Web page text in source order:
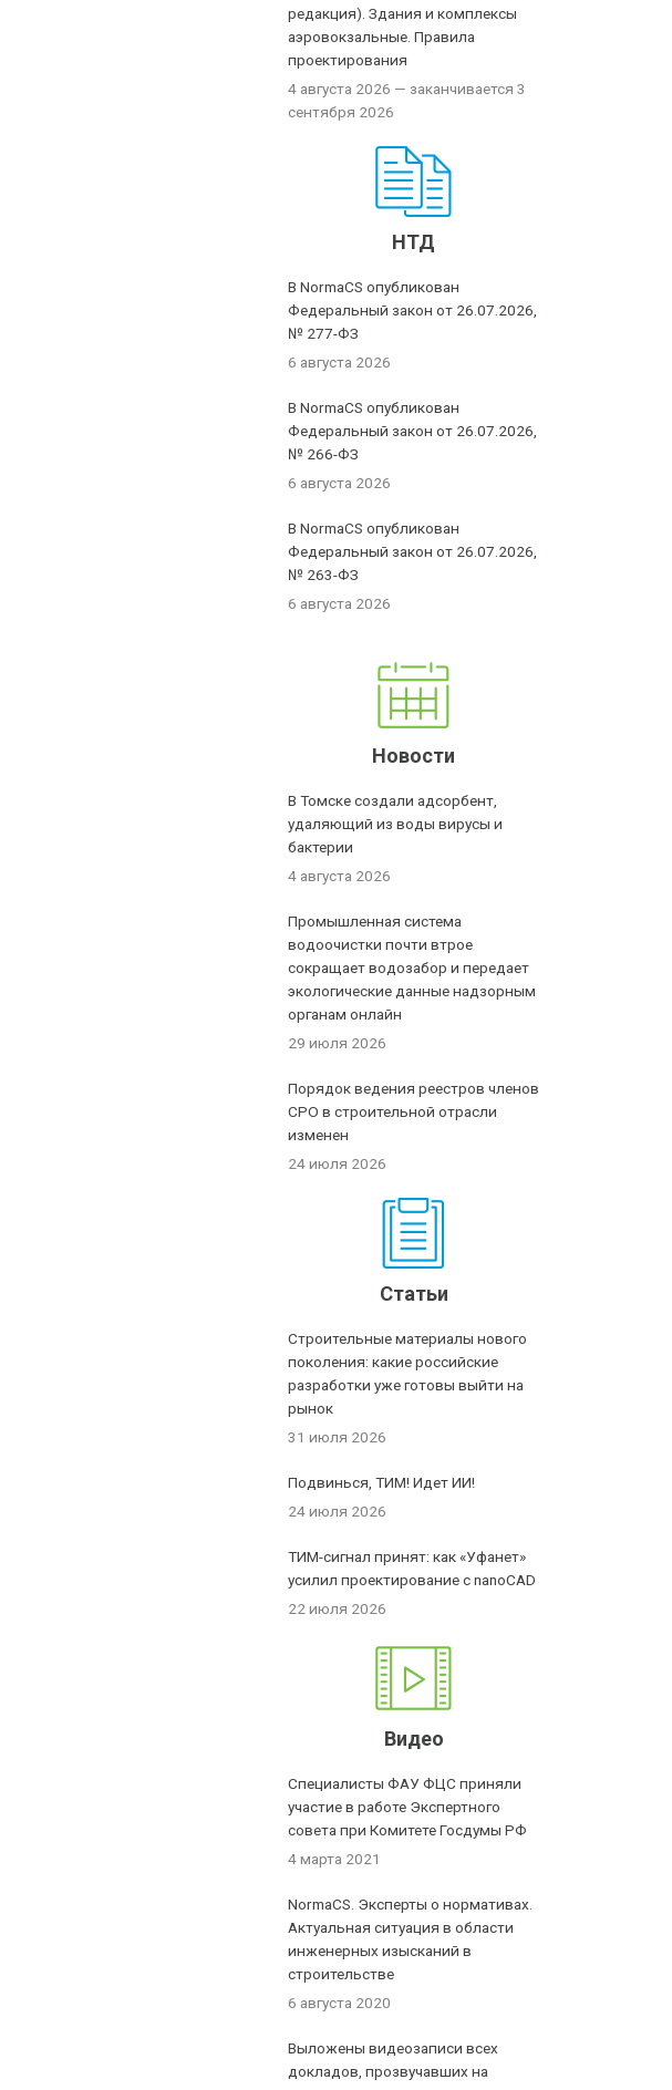
редакция). Здания и комплексы
аэровокзальные. Правила
проектирования
4 августа 2026 — заканчивается 3
сентября 2026
НТД
В NormaCS опубликован
Федеральный закон от 26.07.2026,
№ 277-ФЗ
6 августа 2026
В NormaCS опубликован
Федеральный закон от 26.07.2026,
№ 266-ФЗ
6 августа 2026
В NormaCS опубликован
Федеральный закон от 26.07.2026,
№ 263-ФЗ
6 августа 2026
Новости
В Томске создали адсорбент,
удаляющий из воды вирусы и
бактерии
4 августа 2026
Промышленная система
водоочистки почти втрое
сокращает водозабор и передает
экологические данные надзорным
органам онлайн
29 июля 2026
Порядок ведения реестров членов
СРО в строительной отрасли
изменен
24 июля 2026
Статьи
Строительные материалы нового
поколения: какие российские
разработки уже готовы выйти на
рынок
31 июля 2026
Подвинься, ТИМ! Идет ИИ!
24 июля 2026
ТИМ-сигнал принят: как «Уфанет»
усилил проектирование с nanoCAD
22 июля 2026
Видео
Специалисты ФАУ ФЦС приняли
участие в работе Экспертного
совета при Комитете Госдумы РФ
4 марта 2021
NormaCS. Эксперты о нормативах.
Актуальная ситуация в области
инженерных изысканий в
строительстве
6 августа 2020
Выложены видеозаписи всех
докладов, прозвучавших на